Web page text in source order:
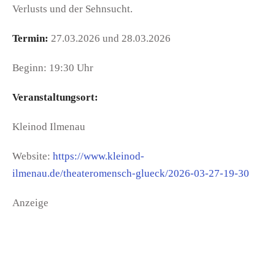
Verlusts und der Sehnsucht.
Termin: 27.03.2026 und 28.03.2026
Beginn: 19:30 Uhr
Veranstaltungsort:
Kleinod Ilmenau
Website: https://www.kleinod-
ilmenau.de/theateromensch-glueck/2026-03-27-19-30
Anzeige